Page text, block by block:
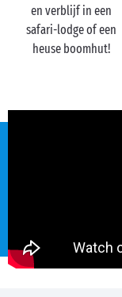
en verblijf in een
safari-lodge of een
heuse boomhut!